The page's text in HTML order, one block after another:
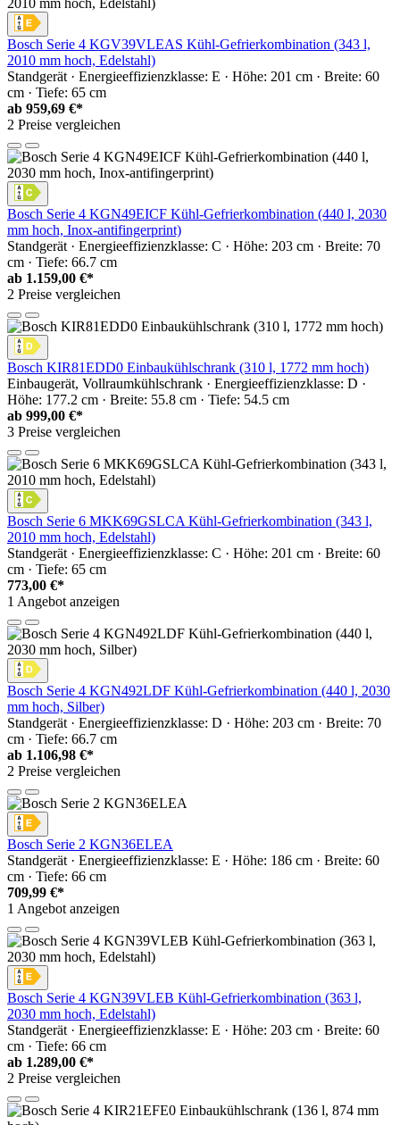
Bosch Serie 4 KGV39VLEAS Kühl-Gefrierkombination (343 l,
2010 mm hoch, Edelstahl)
Standgerät · Energieeffizienzklasse: E · Höhe: 201 cm · Breite: 60
cm · Tiefe: 65 cm
ab 959,69 €*
2 Preise vergleichen
Bosch Serie 4 KGN49EICF Kühl-Gefrierkombination (440 l, 2030
mm hoch, Inox-antifingerprint)
Standgerät · Energieeffizienzklasse: C · Höhe: 203 cm · Breite: 70
cm · Tiefe: 66.7 cm
ab 1.159,00 €*
2 Preise vergleichen
Bosch KIR81EDD0 Einbaukühlschrank (310 l, 1772 mm hoch)
Einbaugerät, Vollraumkühlschrank · Energieeffizienzklasse: D ·
Höhe: 177.2 cm · Breite: 55.8 cm · Tiefe: 54.5 cm
ab 999,00 €*
3 Preise vergleichen
Bosch Serie 6 MKK69GSLCA Kühl-Gefrierkombination (343 l,
2010 mm hoch, Edelstahl)
Standgerät · Energieeffizienzklasse: C · Höhe: 201 cm · Breite: 60
cm · Tiefe: 65 cm
773,00 €*
1 Angebot anzeigen
Bosch Serie 4 KGN492LDF Kühl-Gefrierkombination (440 l, 2030
mm hoch, Silber)
Standgerät · Energieeffizienzklasse: D · Höhe: 203 cm · Breite: 70
cm · Tiefe: 66.7 cm
ab 1.106,98 €*
2 Preise vergleichen
Bosch Serie 2 KGN36ELEA
Standgerät · Energieeffizienzklasse: E · Höhe: 186 cm · Breite: 60
cm · Tiefe: 66 cm
709,99 €*
1 Angebot anzeigen
Bosch Serie 4 KGN39VLEB Kühl-Gefrierkombination (363 l,
2030 mm hoch, Edelstahl)
Standgerät · Energieeffizienzklasse: E · Höhe: 203 cm · Breite: 60
cm · Tiefe: 66 cm
ab 1.289,00 €*
2 Preise vergleichen